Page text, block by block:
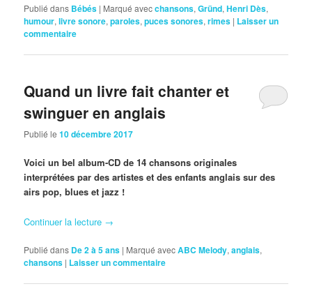
Publié dans Bébés | Marqué avecchansons,Gründ,Henri Dès,
humour,livre sonore,paroles,puces sonores,rimes | Laisser un
commentaire
Quand un livre fait chanter et
swinguer en anglais
Publié le10 décembre 2017
Voici un bel album-CD de 14 chansons originales
interprétées par des artistes et des enfants anglais sur des
airs pop, blues et jazz !
Continuer la lecture →
Publié dans De 2 à 5 ans | Marqué avecABC Melody,anglais,
chansons | Laisser un commentaire